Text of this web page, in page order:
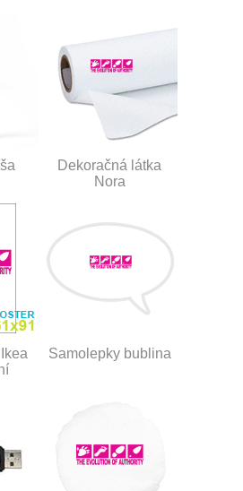
Dekoračná látka
Nora
Samolepky bublina